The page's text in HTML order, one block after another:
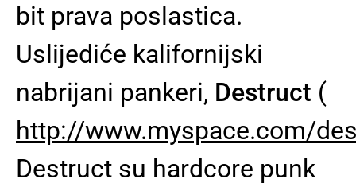
bit prava poslastica.
Uslijediće kalifornijski
nabrijani pankeri, Destruct (
http://www.myspace.com/
Destruct su hardcore punk